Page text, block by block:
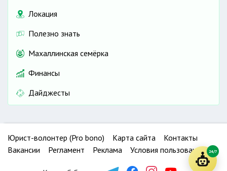
Локация
Полезно знать
Махаллинская семёрка
Финансы
Дайджесты
Юрист-волонтер (Pro bono) Карта сайта
Контакты
Вакансии
Регламент Реклама Условия пользования 24/7